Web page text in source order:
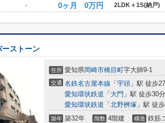
- 0ヶ月 0万円 2LDK＋1S(納戸)
ーストーン
住所 愛知県岡崎市橋目町字大師9-1
交通 名鉄名古屋本線 「 宇頭 」駅 徒歩
愛知環状鉄道 「 大門 」駅 徒歩30分
愛知環状鉄道 「 北野桝塚 」駅 徒
築年 築32年 階数 4階建 構造 鉄筋